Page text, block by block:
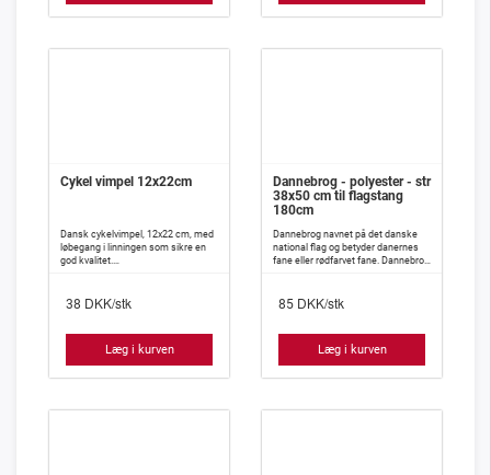
det ikke at lade den stå udenfor i
regnvejr i længere tid.
Cykel vimpel 12x22cm
Dansk cykelvimpel, 12x22 cm, med
løbegang i linningen som sikre en
god kvalitet.
på landevejen, på vej til arbejde, eller
38 DKK/stk
Læg i kurven
Dannebrog - polyester - str
38x50 cm til flagstang
180cm
Dannebrog navnet på det danske
national flag og betyder danernes
fane eller rødfarvet fane. Dannebrog
Dannebrog er rødt med et hvidt kors
Sverige, Norge og Island.
85 DKK/stk
Læg i kurven